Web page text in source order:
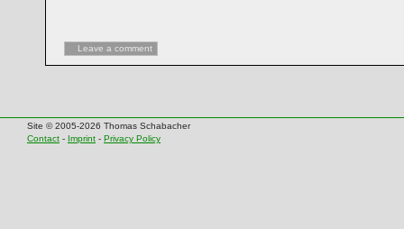
Leave a comment
Site © 2005-2026 Thomas Schabacher
Contact - Imprint - Privacy Policy